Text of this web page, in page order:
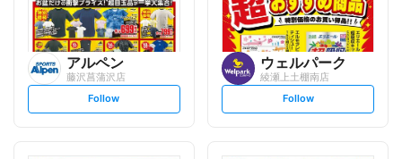
アルペン
藤沢菖蒲沢店
s
t
Follow
ウェルパーク
綾瀬上土棚南店
s
t
Follow